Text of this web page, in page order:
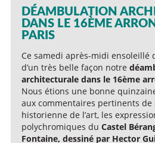
DÉAMBULATION
DANS LE 16ÈME
PARIS
Ce samedi après-midi ensoleillé
d’un très belle façon notre
architecturale dans le 16ème
Nous étions une bonne
aux commentaires pertinents de
historienne de l’art, les
polychromiques du Castel
Fontaine, dessiné par Hector